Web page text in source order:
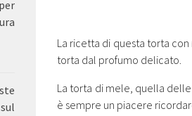
La ricetta di questa torta
torta dal profumo delicato.
La torta di mele, quella
è sempre un piacere